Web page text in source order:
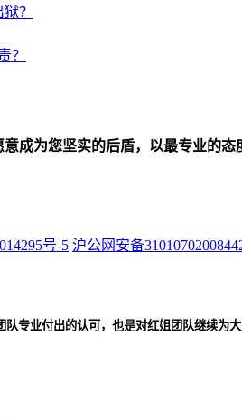
？
？
成为您坚实的后盾，以最专业的
号-5 沪公网安备
专业付出的认可，也是对红姐团队继续为大